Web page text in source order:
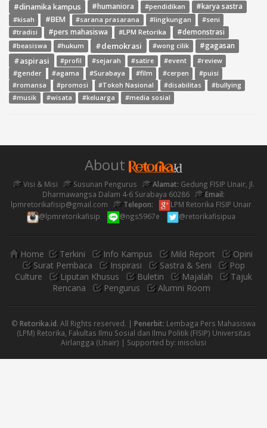
#dinamika kampus #humaniora #pendidikan
#karya sastra
#kisah
#BEM #sarana prasarana #lingkungan #seni
#tradisi #pers mahasiswa #LPM Retorika #demonstrasi
#beasiswa #hukum #demokrasi #wong cilik #gagasan
#aspirasi #profil #sejarah #satire #event
#review
#gender
#agama #Surabaya #film #cerpen
#puisi
#romansa
#promosi #Tokoh Nasional #disabilitas
#bullying
#musik
#wisata #keluarga #media sosial
About
Visi & Misi Susunan Pengurus Alamat: Gedung FISIP Unair, Jl.
Dharmawangsa Dalam 4-6 Surabaya 60286
Email:
lpmretorikafisip@gmail.com
Telepon:
LPM Retorika FISIP Unair
@lpmretorikafisip
@ngs5967e @retorikafisipua
Home Terkini Info Kampus Mild Report
Opini
Surat Pembaca
Inspirasi Sastra & Seni
Pop
Culture
Liputan Khusus Buletin Majalah
Tajuk
Rencana
Pengurus Alumni Room
© Retorika.id. All Rights reserved. | Penerbit: Lembaga Pers Mahasiswa
(LPM) Retorika, Fakultas Ilmu Sosial dan Ilmu Politik (FISIP) Universitas
Airlangga (Unair) | Supported by: inisolusi